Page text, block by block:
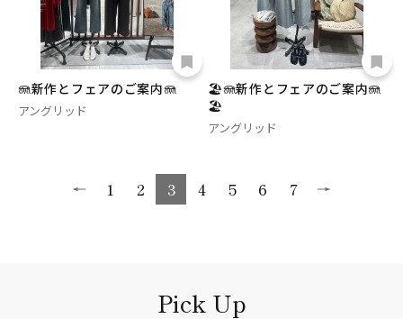
🪼新作とフェアのご案内🪼
アングリッド
🏖️🪼新作とフェアのご案内🪼
🏖️
アングリッド
1 2 3 4 5 6 7